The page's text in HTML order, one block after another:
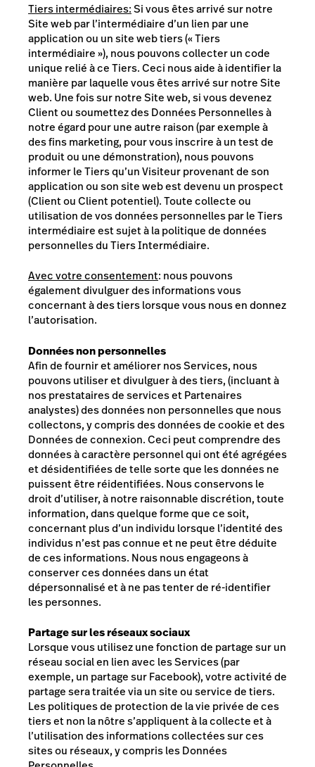
Tiers intermédiaires:Si vous êtes arrivé sur notre
Site web par l’intermédiaire d’un lien par une
application ou un site web tiers (« Tiers
intermédiaire »), nous pouvons collecter un code
unique relié à ce Tiers. Ceci nous aide à identifier la
manière par laquelle vous êtes arrivé sur notre Site
web. Une fois sur notre Site web, si vous devenez
Clientou soumettez des Données Personnelles à
notre égard pour une autre raison (par exemple à
des fins marketing, pour vous inscrire à un test de
produit ou une démonstration), nous pouvons
informer le Tiers qu’un Visiteur provenant de son
application ou son site web est devenu un prospect
(ClientouClientpotentiel). Toute collecte ou
utilisation de vos données personnelles par le Tiers
intermédiaire est sujet à la politique de données
personnelles du Tiers Intermédiaire.
Avec votre consentement: nous pouvons
également divulguer des informations vous
concernant à des tiers lorsque vous nous en donnez
l’autorisation.
Données non personnelles
Afin de fournir et améliorer nos Services, nous
pouvons utiliser et divulguer à des tiers, (incluant à
nos prestataires de services et Partenaires
analystes) des données non personnelles que nous
collectons, y compris des données de cookie et des
Données de connexion. Ceci peut comprendre des
données à caractère personnel qui ont été agrégées
et désidentifiées de telle sorte que les données ne
puissent être réidentifiées. Nous conservons le
droit d’utiliser, à notre raisonnable discrétion, toute
information, dans quelque forme que ce soit,
concernant plus d’un individu lorsque l’identité des
individus n’est pas connue et ne peut être déduite
de ces informations. Nous nous engageons à
conserver ces données dans un état
dépersonnalisé et à ne pas tenter de ré-identifier
les personnes.
Partage sur les réseaux sociaux
Lorsque vous utilisez une fonction de partage sur un
réseau social en lien avec les Services (par
exemple, un partage sur Facebook), votre activité de
partage sera traitée via un site ou service de tiers.
Les politiques de protection de la vie privée de ces
tiers et non la nôtre s’appliquent à la collecte et à
l’utilisation des informations collectées sur ces
sites ou réseaux, y compris les Données